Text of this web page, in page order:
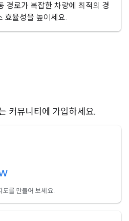
경로가 복잡한 차량에 최적의 경
효율성을 높이세요.
커뮤니티에 가입하세요.
를 만들어 보세요.